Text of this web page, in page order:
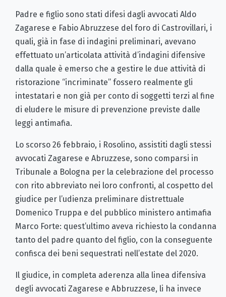
Padre e figlio sono stati difesi dagli avvocati Aldo
Zagarese e Fabio Abruzzese del foro di Castrovillari, i
quali, già in fase di indagini preliminari, avevano
effettuato un’articolata attività d’indagini difensive
dalla quale è emerso che a gestire le due attività di
ristorazione “incriminate” fossero realmente gli
intestatari e non già per conto di soggetti terzi al fine
di eludere le misure di prevenzione previste dalle
leggi antimafia.
Lo scorso 26 febbraio, i Rosolino, assistiti dagli stessi
avvocati Zagarese e Abruzzese, sono comparsi in
Tribunale a Bologna per la celebrazione del processo
con rito abbreviato nei loro confronti, al cospetto del
giudice per l’udienza preliminare distrettuale
Domenico Truppa e del pubblico ministero antimafia
Marco Forte: quest’ultimo aveva richiesto la condanna
tanto del padre quanto del figlio, con la conseguente
confisca dei beni sequestrati nell’estate del 2020.
Il giudice, in completa aderenza alla linea difensiva
degli avvocati Zagarese e Abbruzzese, li ha invece